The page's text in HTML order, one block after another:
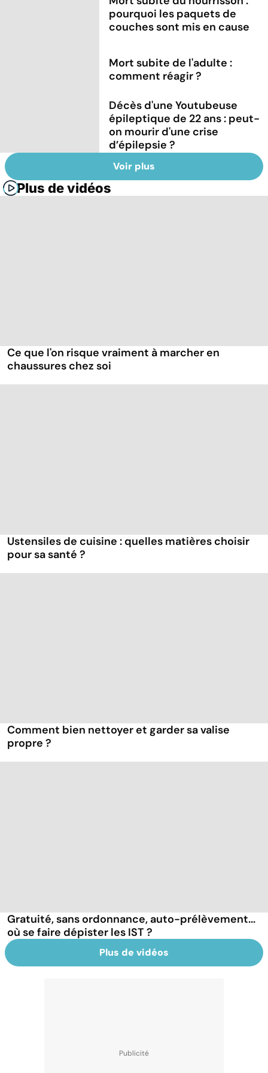
pourquoi les paquets de
couches sont mis en cause
Mort subite de l'adulte :
comment réagir ?
Décès d'une Youtubeuse
épileptique de 22 ans : peut-
on mourir d'une crise
d’épilepsie ?
Voir plus
Plus de vidéos
Ce que l'on risque vraiment à marcher en
chaussures chez soi
Ustensiles de cuisine : quelles matières choisir
pour sa santé ?
Comment bien nettoyer et garder sa valise
propre ?
Gratuité, sans ordonnance, auto-prélèvement...
où se faire dépister les IST ?
Plus de vidéos